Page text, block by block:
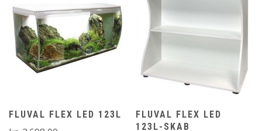
FLUVAL FLEX LED 123L
FLUVAL FLEX LED
123L-SKAB